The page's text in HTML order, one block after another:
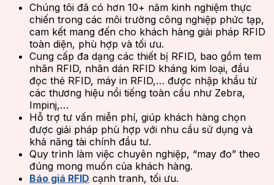
Chúng tôi đã có hơn 10+ năm kinh nghiệm thực
chiến trong các môi trường công nghiệp phức tạp,
cam kết mang đến cho khách hàng giải pháp RFID
toàn diện, phù hợp và tối ưu.
Cung cấp đa dạng các thiết bị RFID, bao gồm tem
nhãn RFID, nhãn dán RFID kháng kim loại, đầu
đọc thẻ RFID, máy in RFID,… được nhập khẩu từ
các thương hiệu nổi tiếng toàn cầu như Zebra,
Impinj,…
Hỗ trợ tư vấn miễn phí, giúp khách hàng chọn
được giải pháp phù hợp với nhu cầu sử dụng và
khả năng tài chính đầu tư.
Quy trình làm việc chuyên nghiệp, “may đo” theo
đúng mong muốn của khách hàng.
Báo giá RFID cạnh tranh, tối ưu.